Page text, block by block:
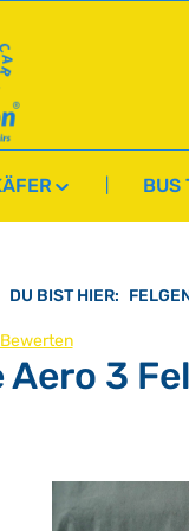
springen
BUS
DU BIST HIER:
von 0 von 5
Bewerten
3